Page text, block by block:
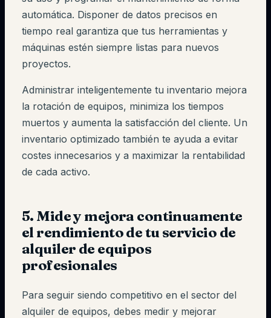
automática. Disponer de datos precisos en
tiempo real garantiza que tus herramientas y
máquinas estén siempre listas para nuevos
proyectos.
Administrar inteligentemente tu inventario mejora
la rotación de equipos, minimiza los tiempos
muertos y aumenta la satisfacción del cliente. Un
inventario optimizado también te ayuda a evitar
costes innecesarios y a maximizar la rentabilidad
de cada activo.
5. Mide y mejora continuamente
el rendimiento de tu servicio de
alquiler de equipos
profesionales
Para seguir siendo competitivo en el sector del
alquiler de equipos, debes medir y mejorar